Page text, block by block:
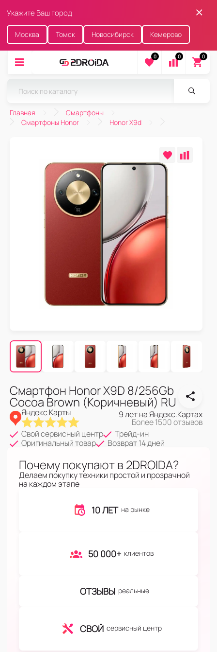
Укажите Ваш город
Москва Томск Новосибирск Кемерово
0 0 0
Главная
Смартфоны
Смартфоны Honor
Honor X9d
Смартфон Honor X9D 8/256Gb
Cocoa Brown (Коричневый) RU
Яндекс Карты 9 лет на Яндекс.Картах
Более 1500 отзывов
Свой сервисный центр
Трейд-ин
Оригинальный товар
Возврат 14 дней
Почему покупают в 2DROIDA?
Делаем покупку техники простой и прозрачной
на каждом этапе
10 ЛЕТ на рынке
50 000+ клиентов
ОТЗЫВЫ реальные
СВОЙ сервисный центр